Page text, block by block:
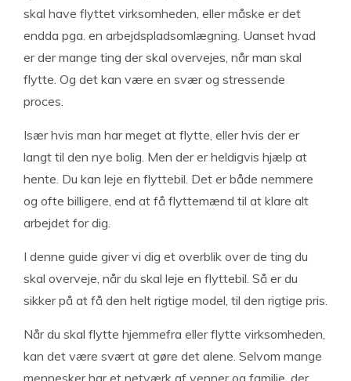
skal have flyttet virksomheden, eller måske er det
endda pga. en arbejdspladsomlægning. Uanset hvad
er der mange ting der skal overvejes, når man skal
flytte. Og det kan være en svær og stressende
proces.
Især hvis man har meget at flytte, eller hvis der er
langt til den nye bolig. Men der er heldigvis hjælp at
hente. Du kan leje en flyttebil. Det er både nemmere
og ofte billigere, end at få flyttemænd til at klare alt
arbejdet for dig.
I denne guide giver vi dig et overblik over de ting du
skal overveje, når du skal leje en flyttebil. Så er du
sikker på at få den helt rigtige model, til den rigtige pris.
Når du skal flytte hjemmefra eller flytte virksomheden,
kan det være svært at gøre det alene. Selvom mange
mennesker har et netværk af venner og familie, der